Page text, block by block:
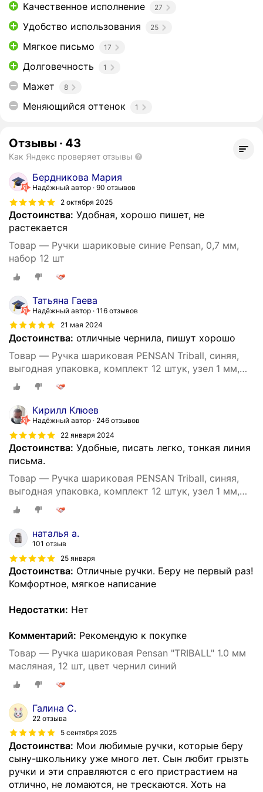
Качественное исполнение
27
Удобство использования 25
Мягкое письмо 17
Долговечность 1
Мажет 8
Меняющийся оттенок 1
Отзывы · 43
Как Яндекс проверяет отзывы
Бердникова Мария
Надёжный автор 90 отзывов
2 октября 2025
Достоинства: Удобная, хорошо пишет, не
растекается
Товар — Ручки шариковые синие Pensan, 0,7 мм,
набор 12 шт
Татьяна Гаева
Надёжный автор 116 отзывов
21 мая 2024
Достоинства: отличные чернила, пишут хорошо
Товар — Ручка шариковая PENSAN Triball, синяя,
выгодная упаковка, комплект 12 штук, узел 1 мм,
880174
Кирилл Клюев
Надёжный автор
246 отзывов
22 января 2024
Достоинства: Удобные, писать легко, тонкая линия
письма.
Товар — Ручка шариковая PENSAN Triball, синяя,
выгодная упаковка, комплект 12 штук, узел 1 мм,
880174
наталья а.
101 отзыв
25 января
Достоинства: Отличные ручки. Беру не первый раз!
Комфортное, мягкое написание
Недостатки: Нет
Комментарий: Рекомендую к покупке
Товар — Ручка шариковая Pensan "TRIBALL" 1.0 мм
масляная, 12 шт, цвет чернил синий
Галина С.
22 отзыва
5 сентября 2025
Достоинства: Мои любимые ручки, которые беру
сыну-школьнику уже много лет. Сын любит грызть
ручки и эти справляются с его пристрастием на
отлично, не ломаются, не трескаются. Хоть на